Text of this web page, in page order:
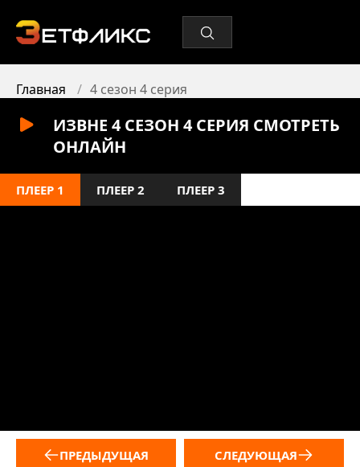
Главная 4 сезон 4 серия
ИЗВНЕ 4 СЕЗОН 4 СЕРИЯ СМОТРЕТЬ
ОНЛАЙН
ПЛЕЕР 1 ПЛЕЕР 2 ПЛЕЕР 3
ПРЕДЫДУЩАЯ СЛЕДУЮЩАЯ